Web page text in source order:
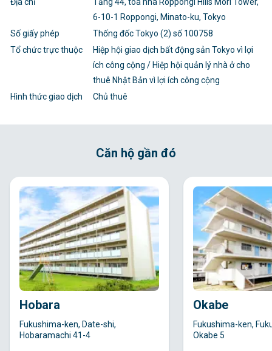
Địa chỉ
Tầng 44, tòa nhà Roppongi Hills Mori Tower,
6-10-1 Roppongi, Minato-ku, Tokyo
Số giấy phép
Thống đốc Tokyo (2) số 100758
Tổ chức trực thuộc
Hiệp hội giao dịch bất động sản Tokyo vì lợi
ích công cộng / Hiệp hội quản lý nhà ở cho
thuê Nhật Bản vì lợi ích công cộng
Hình thức giao dịch
Chủ thuê
Căn hộ gần đó
Hobara
Fukushima-ken, Date-shi,
Hobaramachi 41-4
Okabe
Fukushima-ken,
Okabe 5